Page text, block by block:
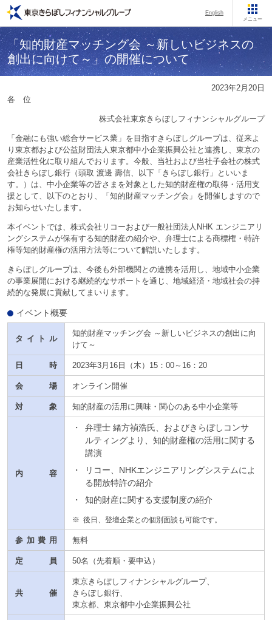
English
メニュー
「知的財産マッチング会 ～新しいビジネスの
創出に向けて～」の開催について
2023年2月20日
各 位
株式会社東京きらぼしフィナンシャルグループ
「金融にも強い総合サービス業」を目指すきらぼしグループは、従来よ
り東京都および公益財団法人東京都中小企業振興公社と連携し、東京の
産業活性化に取り組んでおります。今般、当社および当社子会社の株式
会社きらぼし銀行（頭取 渡邊 壽信、以下「きらぼし銀行」といいま
す。）は、中小企業等の皆さまを対象とした知的財産権の取得・活用支
援として、以下のとおり、「知的財産マッチング会」を開催しますので
お知らせいたします。
本イベントでは、株式会社リコーおよび一般社団法人NHK エンジニアリ
ングシステムが保有する知的財産の紹介や、弁理士による商標権・特許
権等知的財産権の活用方法等について解説いたします。
きらぼしグループは、今後も外部機関との連携を活用し、地域中小企業
の事業展開における継続的なサポートを通じ、地域経済・地域社会の持
続的な発展に貢献してまいります。
イベント概要
タイトル
知的財産マッチング会 ～新しいビジネスの創出に向
けて～
日時 2023年3月16日（木）15：00～16：20
会場 オンライン開催
対象 知的財産の活用に興味・関心のある中小企業等
内容
・
弁理士 緒方禎浩氏、およびきらぼしコンサ
ルティングより、知的財産権の活用に関する
講演
・
リコー、NHKエンジニアリングシステムによ
る開放特許の紹介
・
知的財産に関する支援制度の紹介
※ 後日、登壇企業との個別面談も可能です。
参加費用 無料
定員 50名（先着順・要申込）
共催
東京きらぼしフィナンシャルグループ、
きらぼし銀行、
東京都、東京都中小企業振興公社